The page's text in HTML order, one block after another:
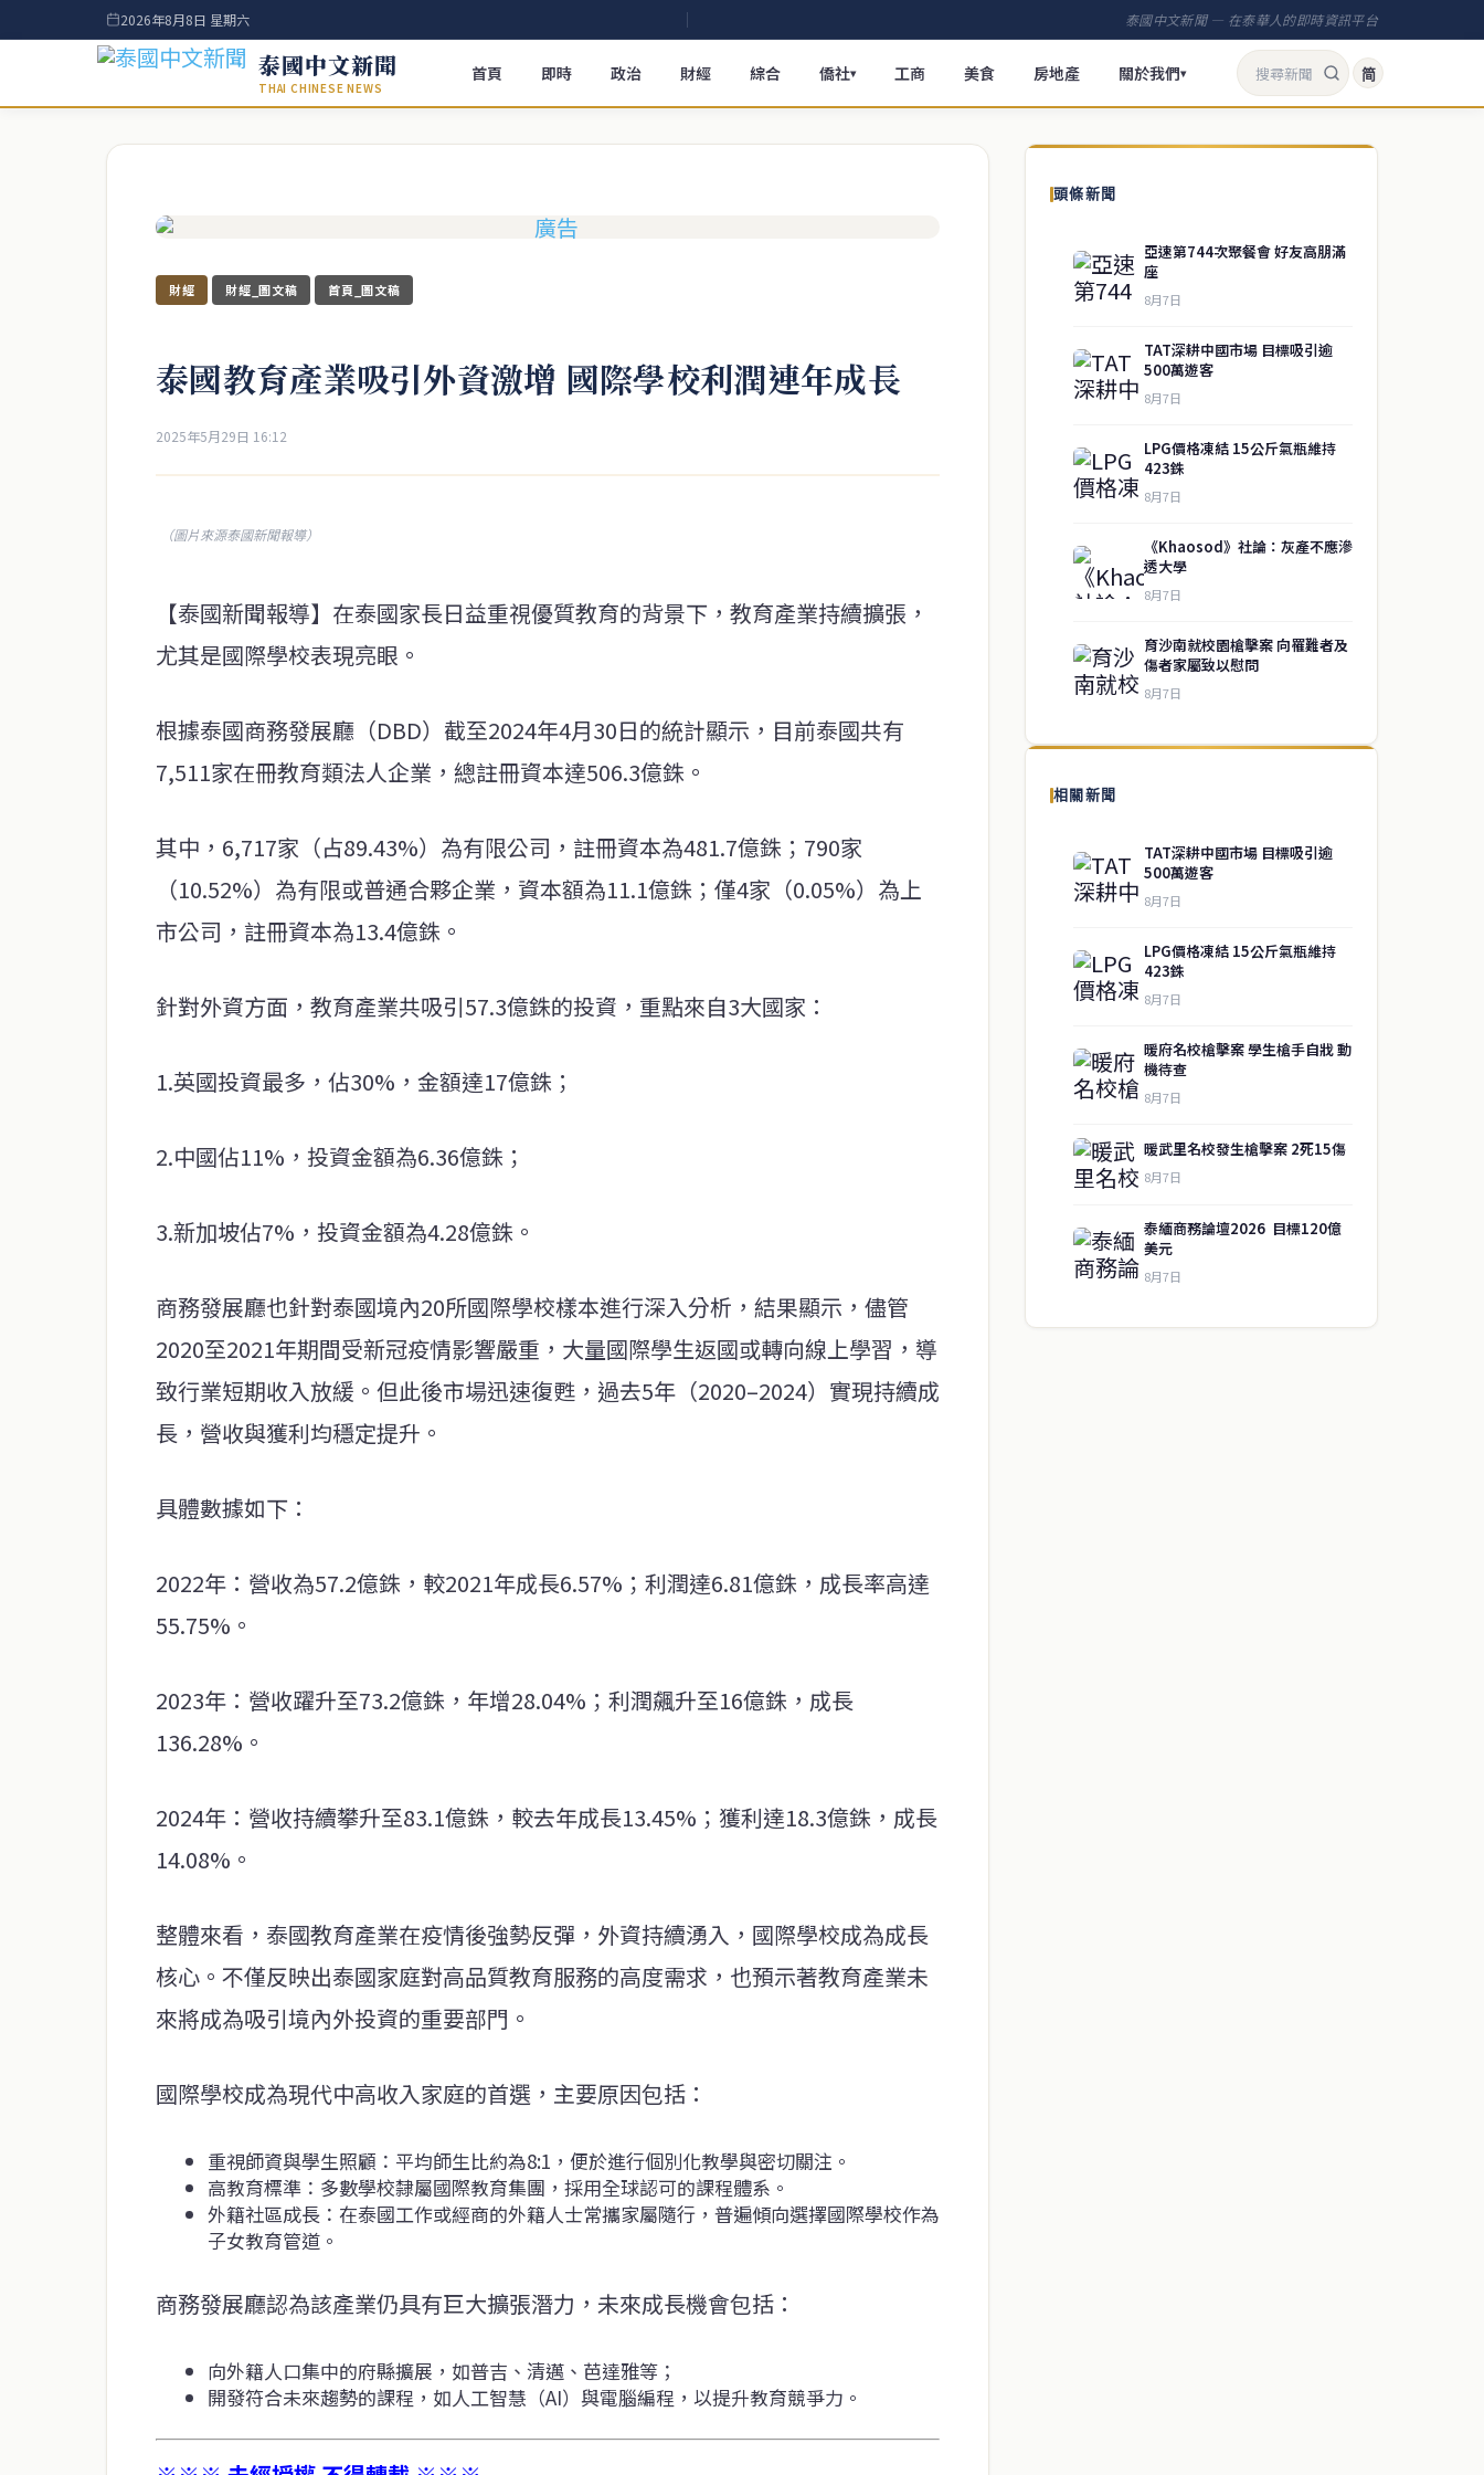
2026年8月8日 星期六 泰國中文新聞 — 在泰華人的即時資訊平台
泰國中文新聞
THAI CHINESE NEWS
首頁 即時 政治 財經 綜合 僑社▾ 工商 美食 房地產 關於我們▾ 简
財經 財經_圖文稿 首頁_圖文稿
泰國教育產業吸引外資激增 國際學校利潤連年成長
2025年5月29日 16:12
（圖片來源泰國新聞報導）
【泰國新聞報導】在泰國家長日益重視優質教育的背景下，教育產業持續擴張，
尤其是國際學校表現亮眼。
根據泰國商務發展廳（DBD）截至2024年4月30日的統計顯示，目前泰國共有
7,511家在冊教育類法人企業，總註冊資本達506.3億銖。
其中，6,717家（占89.43%）為有限公司，註冊資本為481.7億銖；790家
（10.52%）為有限或普通合夥企業，資本額為11.1億銖；僅4家（0.05%）為上
市公司，註冊資本為13.4億銖。
針對外資方面，教育產業共吸引57.3億銖的投資，重點來自3大國家：
1.英國投資最多，佔30%，金額達17億銖；
2.中國佔11%，投資金額為6.36億銖；
3.新加坡佔7%，投資金額為4.28億銖。
商務發展廳也針對泰國境內20所國際學校樣本進行深入分析，結果顯示，儘管
2020至2021年期間受新冠疫情影響嚴重，大量國際學生返國或轉向線上學習，導
致行業短期收入放緩。但此後市場迅速復甦，過去5年（2020–2024）實現持續成
長，營收與獲利均穩定提升。
具體數據如下：
2022年：營收為57.2億銖，較2021年成長6.57%；利潤達6.81億銖，成長率高達
55.75%。
2023年：營收躍升至73.2億銖，年增28.04%；利潤飆升至16億銖，成長
136.28%。
2024年：營收持續攀升至83.1億銖，較去年成長13.45%；獲利達18.3億銖，成長
14.08%。
整體來看，泰國教育產業在疫情後強勢反彈，外資持續湧入，國際學校成為成長
核心。不僅反映出泰國家庭對高品質教育服務的高度需求，也預示著教育產業未
來將成為吸引境內外投資的重要部門。
國際學校成為現代中高收入家庭的首選，主要原因包括：
重視師資與學生照顧：平均師生比約為8:1，便於進行個別化教學與密切關注。
高教育標準：多數學校隸屬國際教育集團，採用全球認可的課程體系。
外籍社區成長：在泰國工作或經商的外籍人士常攜家屬隨行，普遍傾向選擇國際學校作為
子女教育管道。
商務發展廳認為該產業仍具有巨大擴張潛力，未來成長機會包括：
向外籍人口集中的府縣擴展，如普吉、清邁、芭達雅等；
開發符合未來趨勢的課程，如人工智慧（AI）與電腦編程，以提升教育競爭力。
頭條新聞
亞速第744次聚餐會 好友高朋滿
座
8月7日
TAT深耕中國市場 目標吸引逾
500萬遊客
8月7日
LPG價格凍結 15公斤氣瓶維持
423銖
8月7日
《Khaosod》社論：灰產不應滲
透大學
8月7日
育沙南就校園槍擊案 向罹難者及
傷者家屬致以慰問
8月7日
相關新聞
TAT深耕中國市場 目標吸引逾
500萬遊客
8月7日
LPG價格凍結 15公斤氣瓶維持
423銖
8月7日
暖府名校槍擊案 學生槍手自戕 動
機待查
8月7日
暖武里名校發生槍擊案 2死15傷
8月7日
泰緬商務論壇2026 目標120億
美元
8月7日